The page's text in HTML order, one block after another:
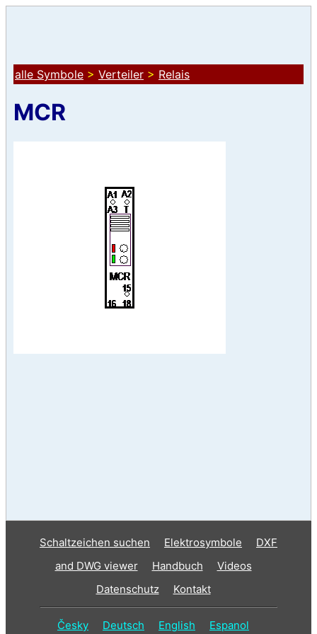
alle Symbole > Verteiler > Relais
MCR
Schaltzeichen suchen Elektrosymbole
DXF
and DWG viewer
Handbuch
Videos
Datenschutz
Kontakt
Česky Deutsch English Espanol